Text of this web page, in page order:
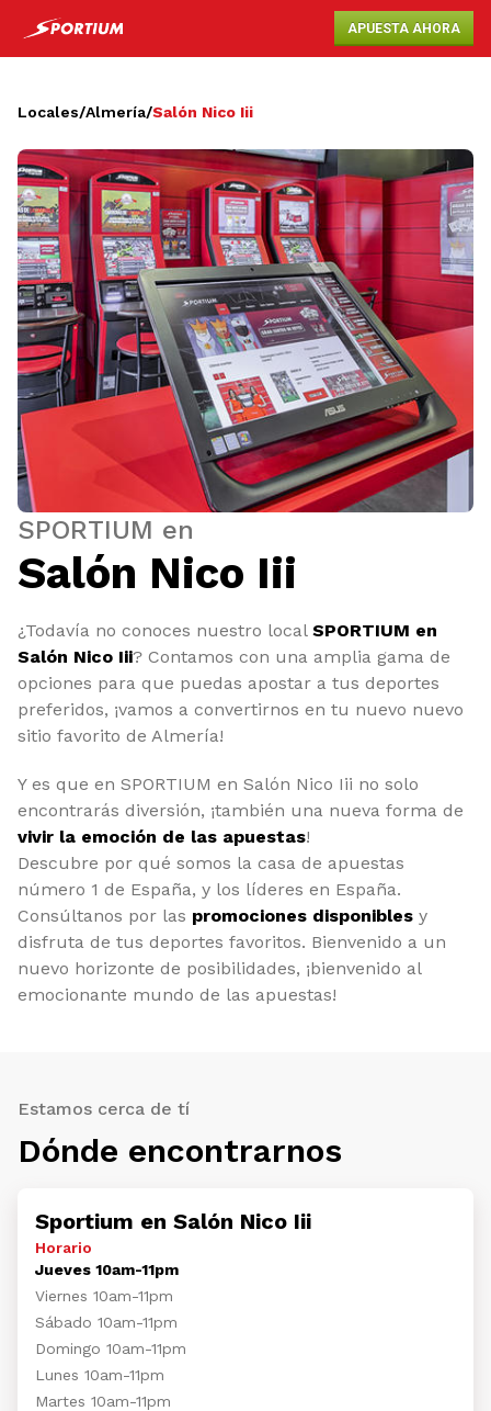
APUESTA AHORA
Locales/Almería/Salón Nico Iii
SPORTIUM en
Salón Nico Iii
¿Todavía no conoces nuestro local SPORTIUM en
Salón Nico Iii? Contamos con una amplia gama de
opciones para que puedas apostar a tus deportes
preferidos, ¡vamos a convertirnos en tu nuevo nuevo
sitio favorito de Almería!
Y es que en SPORTIUM en Salón Nico Iii no solo
encontrarás diversión, ¡también una nueva forma de
vivir la emoción de las apuestas!
Descubre por qué somos la casa de apuestas
número 1 de España, y los líderes en España.
Consúltanos por las promociones disponibles y
disfruta de tus deportes favoritos. Bienvenido a un
nuevo horizonte de posibilidades, ¡bienvenido al
emocionante mundo de las apuestas!
Estamos cerca de tí
Dónde encontrarnos
Sportium en Salón Nico Iii
Horario
Jueves 10am-11pm
Viernes 10am-11pm
Sábado 10am-11pm
Domingo 10am-11pm
Lunes 10am-11pm
Martes 10am-11pm